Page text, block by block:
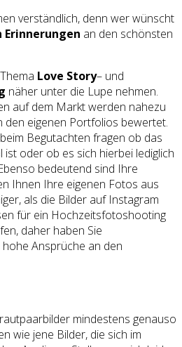
verständlich, denn wer wünscht
an den schönsten
Love Story– und
näher unter die Lupe nehmen.
auf dem Markt werden nahezu
den eigenen Portfolios bewertet.
Begutachten fragen ob das
oder ob es sich hierbei lediglich
bedeutend sind Ihre
Ihnen Ihre eigenen Fotos aus
als die Bilder auf Instagram
für ein Hochzeitsfotoshooting
daher haben Sie
Ansprüche an den
mindestens genauso
wie jene Bilder, die sich im